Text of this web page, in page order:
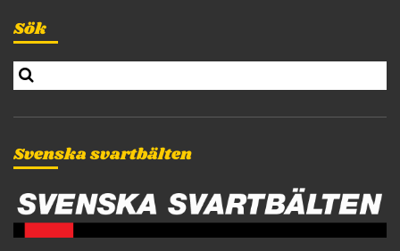
t
e
r
n
t
v
e
Sök
e
r
h
Svenska svartbälten